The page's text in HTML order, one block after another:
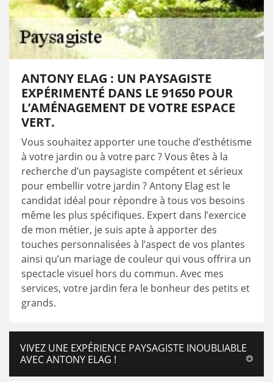
ANTONY ELAG : UN PAYSAGISTE
EXPÉRIMENTÉ DANS LE 91650 POUR
L’AMÉNAGEMENT DE VOTRE ESPACE
VERT.
Vous souhaitez apporter une touche d’esthétisme
à votre jardin ou à votre parc ? Vous êtes à la
recherche d’un paysagiste compétent et sérieux
pour embellir votre jardin ? Antony Elag est le
candidat idéal pour répondre à tous vos besoins
même les plus spécifiques. Expert dans l’exercice
de mon métier, je suis apte à apporter des
touches personnalisées à l’aspect de vos plantes
ainsi qu’un mariage de couleur qui vous offrira un
spectacle visuel hors du commun. Avec mes
services, votre jardin fera le bonheur des petits et
grands.
VIVEZ UNE EXPÉRIENCE PAYSAGISTE INOUBLIABLE
AVEC ANTONY ELAG !